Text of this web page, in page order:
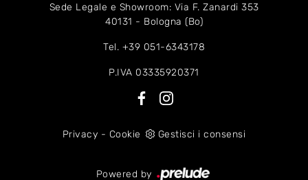
Sede Legale e Showroom: Via F. Zanardi 353
40131 - Bologna (Bo)
Tel. +39 051-6343178
P.IVA 03335920371
Privacy - Cookie Gestisci i consensi
Powered by